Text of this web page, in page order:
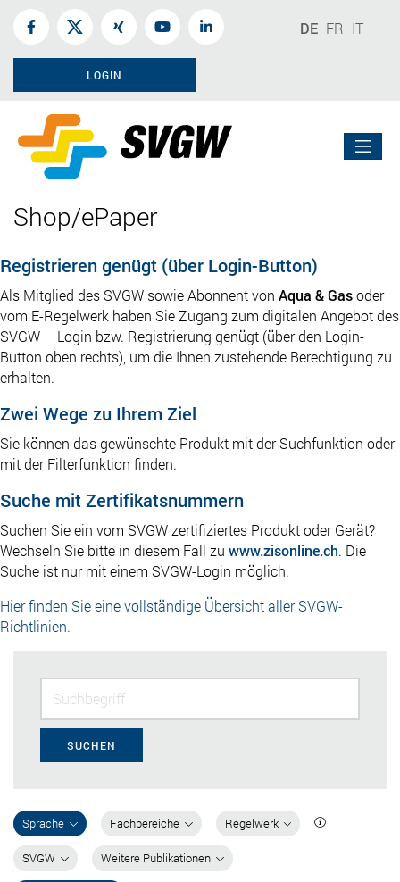
DE FR IT
LOGIN
Shop/ePaper
Registrieren genügt (über Login-Button)
Als Mitglied des SVGW sowie Abonnent von Aqua & Gasoder
vom E-Regelwerk haben Sie Zugang zum digitalen Angebot des
SVGW – Login bzw. Registrierung genügt (über den Login-
Button oben rechts), um die Ihnen zustehende Berechtigung zu
erhalten.
Zwei Wege zu Ihrem Ziel
Sie können das gewünschte Produkt mit der Suchfunktion oder
mit der Filterfunktion finden.
Suche mit Zertifikatsnummern
Suchen Sie ein vom SVGW zertifiziertes Produkt oder Gerät?
Wechseln Sie bitte in diesem Fall zu www.zisonline.ch. Die
Suche ist nur mit einem SVGW-Login möglich.
Hier finden Sie eine vollständige Übersicht aller SVGW-
Richtlinien.
SUCHEN
Sprache Fachbereiche Regelwerk
SVGW Weitere Publikationen